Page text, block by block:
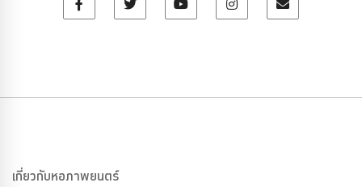
เกี่ยวกับหอภาพยนตร์